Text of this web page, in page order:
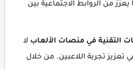
من الروابط الاجتماعية بين
التقنية في منصات الألعاب لا
تعزيز تجربة اللاعبين. من خلال